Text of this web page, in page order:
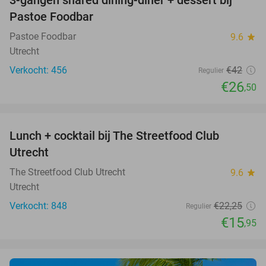
37%
Pastoe Foodbar
Pastoe Foodbar 9.6 star
Utrecht
Verkocht: 456
Regulier €42
€26,50
Lunch + cocktail bij The Streetfood Club
Utrecht
The Streetfood Club Utrecht 9.6 star
Utrecht
Verkocht: 848
Regulier €22,25
€15,95